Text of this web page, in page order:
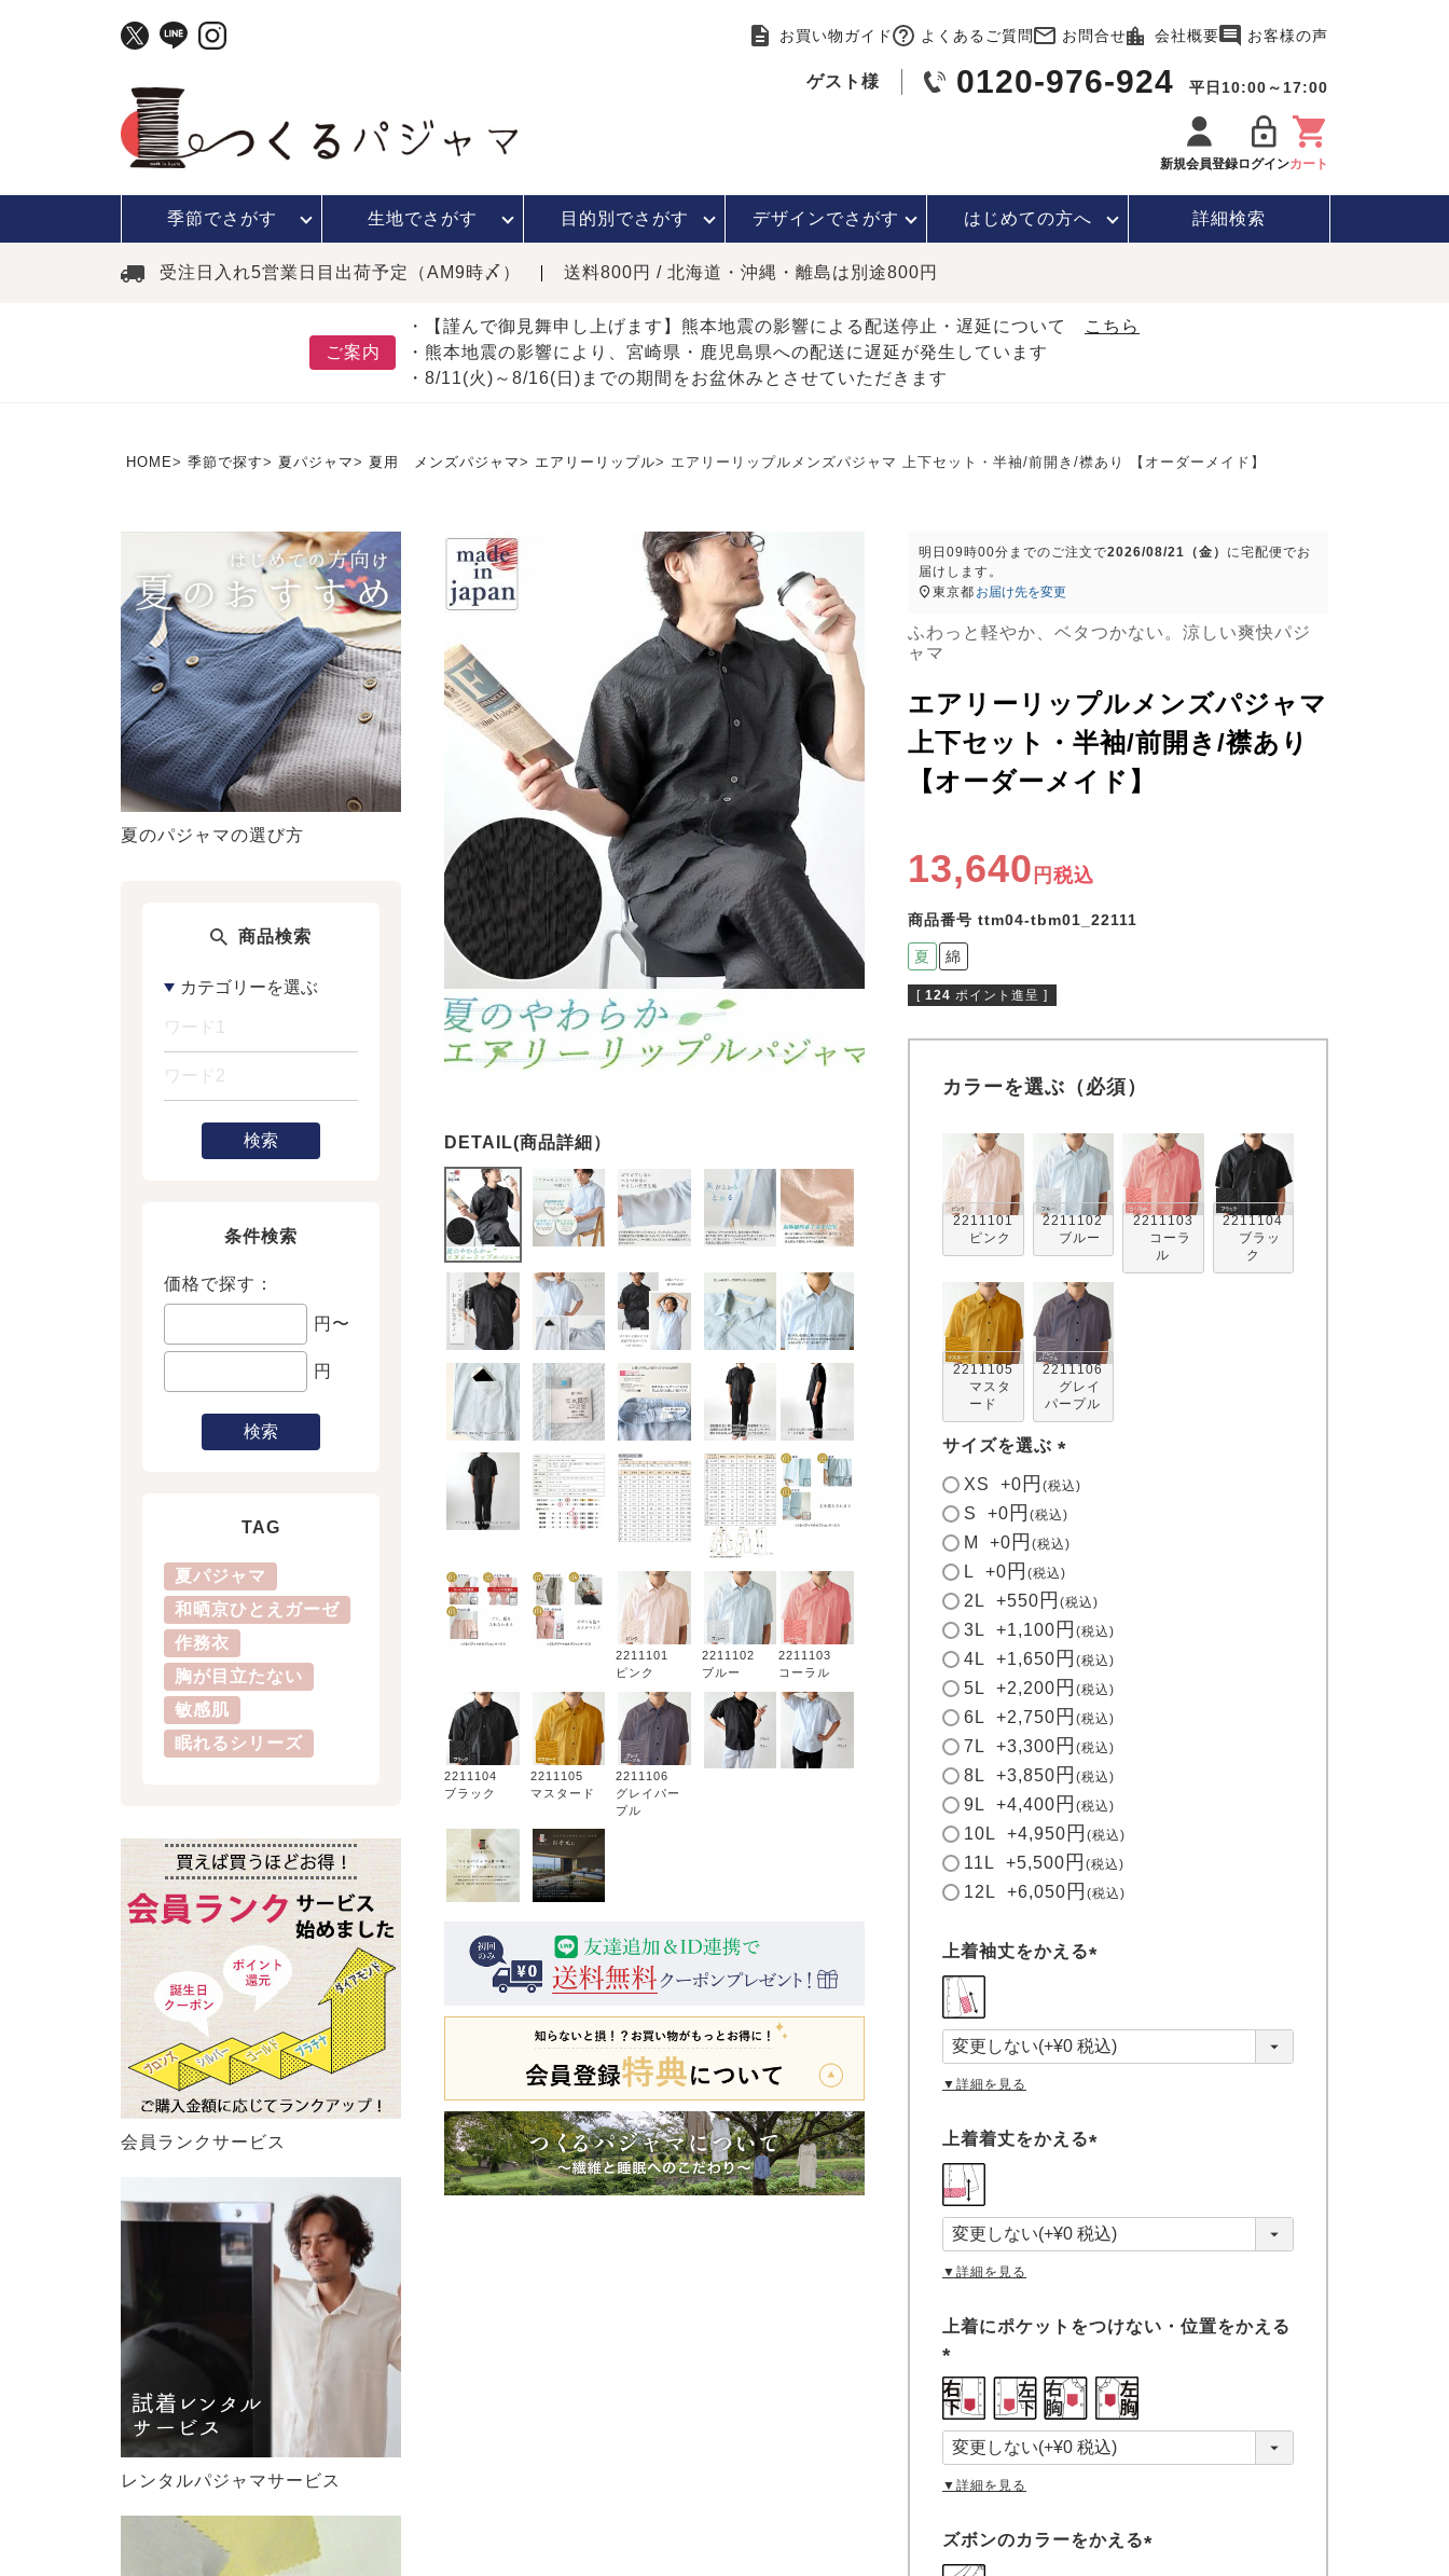
お買い物ガイド よくあるご質問 お問合せ 会社概要 お客様の声
ゲスト様 0120-976-924 平日10:00～17:00
新規会員登録ログインカート
季節でさがす 生地でさがす 目的別でさがす デザインでさがす はじめての方へ 詳細検索
受注日入れ5営業日目出荷予定（AM9時〆） 送料800円 / 北海道・沖縄・離島は別途800円
ご案内
・【謹んで御見舞申し上げます】熊本地震の影響による配送停止・遅延について
こちら
・熊本地震の影響により、宮崎県・鹿児島県への配送に遅延が発生しています
・8/11(火)～8/16(日)までの期間をお盆休みとさせていただきます
HOME 季節で探す 夏パジャマ 夏用 メンズパジャマ エアリーリップル エアリーリップルメンズパジャマ 上下セット・半袖/前開き/襟あり 【オーダーメイド】
夏のパジャマの選び方
商品検索
検索
条件検索
価格で探す：
円〜
円
検索
TAG
夏パジャマ
和晒京ひとえガーゼ
作務衣
胸が目立たない
敏感肌
眠れるシリーズ
会員ランクサービス
レンタルパジャマサービス
2211101
ピンク
2211102
ブルー
2211103
コーラル
2211104
ブラック
2211105
マスタード
2211106
グレイパー
プル
明日 09時00分 までのご注文で2026/08/21（金） に宅配便でお
届けします。
東京都 お届け先を変更
ふわっと軽やか、ベタつかない。涼しい爽快パジ
ャマ
エアリーリップルメンズパジャマ
上下セット・半袖/前開き/襟あり
【オーダーメイド】
13,640 税込
商品番号 ttm04-tbm01_22111
夏 綿
[ 124 ポイント進呈 ]
カラーを選ぶ（必須）
2211101
ピンク
2211102
ブルー
2211103
コーラ
ル
2211104
ブラッ
ク
2211105
マスタ
ード
2211106
グレイ
パープル
サイズを選ぶ
(
)
XS +0 税込
S +0 税込
M +0 税込
L +0 税込
2L +550 税込
3L +1,100 税込
4L +1,650 税込
5L +2,200 税込
6L +2,750 税込
7L +3,300 税込
8L +3,850 税込
9L +4,400 税込
10L +4,950 税込
11L +5,500 税込
12L +6,050 税込
上着袖丈をかえる
須
)
▼詳細を見る
上着着丈をかえる
須
)
▼詳細を見る
上着にポケットをつけない・位置をかえる
(
必
須
)
▼詳細を見る
ズボンのカラーをかえる